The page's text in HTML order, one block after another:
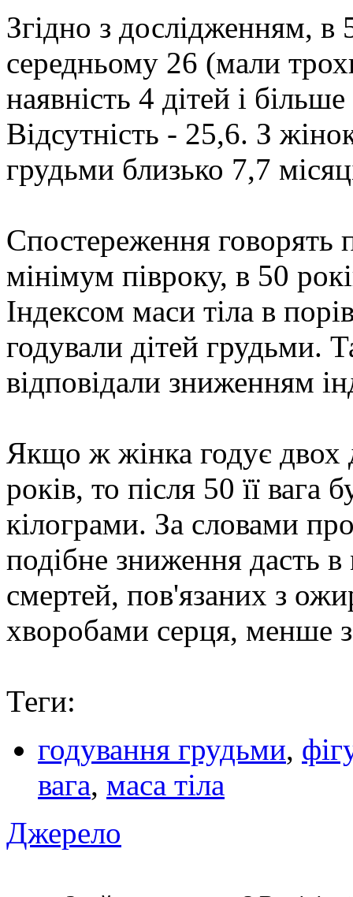
Згідно з дослідженням, в
середньому 26 (мали
наявність 4 дітей і
Відсутність - 25,6. З
грудьми близько 7,7
Спостереження говорять
мінімум півроку, в 50
Індексом маси тіла в
годували дітей грудьми.
відповідали зниженням
Якщо ж жінка годує двох
років, то після 50 її
кілограми. За словами
подібне зниження дасть
смертей, пов'язаних з
хворобами серця, менше
Теги:
годування грудьми,
вага, маса тіла
Джерело